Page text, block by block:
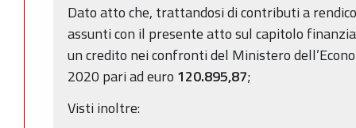
Dato atto che, trattandosi di contributi a
assunti con il presente atto sul capitolo
un credito nei confronti del Ministero
2020 pari ad euro 120.895,87;
Visti inoltre: